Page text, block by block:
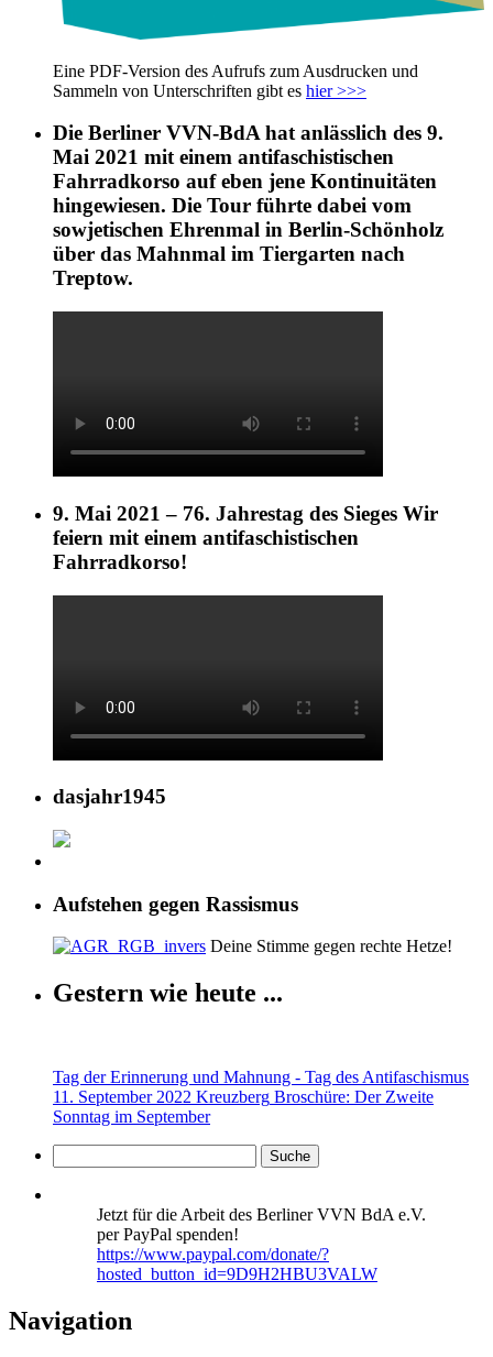
Eine PDF-Version des Aufrufs zum Ausdrucken und
Sammeln von Unterschriften gibt es hier >>>
Die Berliner VVN-BdA hat anlässlich des 9.
Mai 2021 mit einem antifaschistischen
Fahrradkorso auf eben jene Kontinuitäten
hingewiesen. Die Tour führte dabei vom
sowjetischen Ehrenmal in Berlin-Schönholz
über das Mahnmal im Tiergarten nach
Treptow.
9. Mai 2021 – 76. Jahrestag des Sieges Wir
feiern mit einem antifaschistischen
Fahrradkorso!
dasjahr1945
Aufstehen gegen Rassismus
Deine Stimme gegen rechte Hetze!
Gestern wie heute ...
Tag der Erinnerung und Mahnung - Tag des Antifaschismus
11. September 2022 Kreuzberg Broschüre: Der Zweite
Sonntag im September
Jetzt für die Arbeit des Berliner VVN BdA e.V.
per PayPal spenden!
https://www.paypal.com/donate/?
hosted_button_id=9D9H2HBU3VALW
Navigation